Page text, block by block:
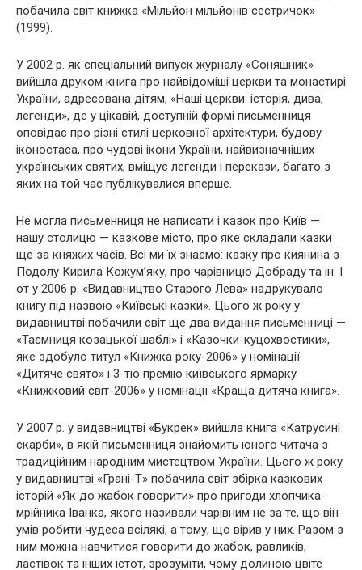
побачила світ книжка «Мільйон мільйонів сестричок»
(1999).
У 2002 р. як спеціальний випуск журналу «Соняшник»
вийшла друком книга про найвідоміші церкви та монастирі
України, адресована дітям, «Наші церкви: історія, дива,
легенди», де у цікавій, доступній формі письменниця
оповідає про різні стилі церковної архітектури, будову
іконостаса, про чудові ікони України, найвизначніших
українських святих, вміщує легенди і перекази, багато з
яких на той час публікувалися вперше.
Не могла письменниця не написати і казок про Київ —
нашу столицю — казкове місто, про яке складали казки
ще за княжих часів. Всі ми їх знаємо: казку про киянина з
Подолу Кирила Кожум’яку, про чарівницю Добраду та ін. І
от у 2006 р. «Видавництво Старого Лева» надрукувало
книгу під назвою «Київські казки». Цього ж року у
видавництві побачили світ ще два видання письменниці —
«Таємниця козацької шаблі» і «Казочки-куцохвостики»,
яке здобуло титул «Книжка року-2006» у номінації
«Дитяче свято» і 3-тю премію київського ярмарку
«Книжковий світ-2006» у номінації «Краща дитяча книга».
У 2007 р. у видавництві «Букрек» вийшла книга «Катрусині
скарби», в якій письменниця знайомить юного читача з
традиційним народним мистецтвом України. Цього ж року
у видавництві «Грані-Т» побачила світ збірка казкових
історій «Як до жабок говорити» про пригоди хлопчика-
мрійника Іванка, якого називали чарівним не за те, що він
умів робити чудеса всілякі, а тому, що вірив у них. Разом з
ним можна навчитися говорити до жабок, равликів,
ластівок та інших істот, зрозуміти, чому долиною цвіте